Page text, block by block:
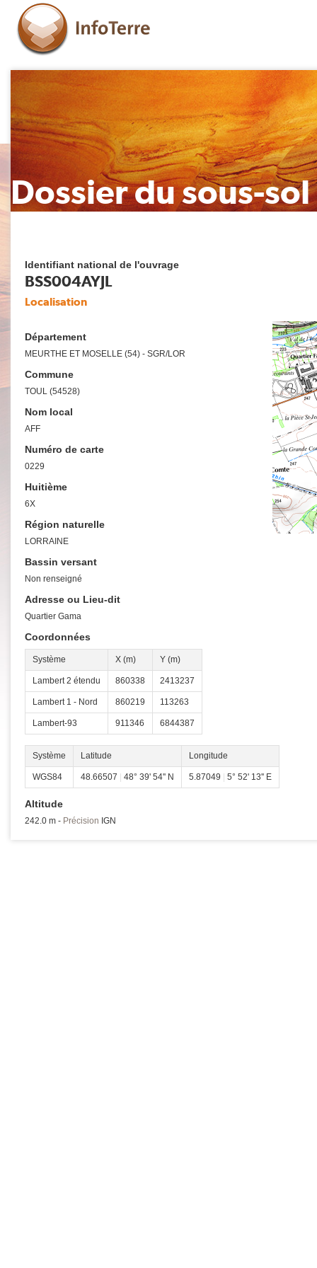
Dossier du sous-sol
Identifiant national de l'ouvrage
BSS004AYJL
Localisation
Département
MEURTHE ET MOSELLE (54) - SGR/LOR
Commune
TOUL (54528)
Nom local
AFF
Numéro de carte
0229
Huitième
6X
Région naturelle
LORRAINE
Bassin versant
Non renseigné
Adresse ou Lieu-dit
Quartier Gama
Coordonnées
Système X (m) Y (m)
Lambert 2 étendu 860338 2413237
Lambert 1 - Nord 860219 113263
Lambert-93 911346 6844387
Système Latitude Longitude
WGS84 48.66507 48° 39' 54'' N 5.87049 5° 52' 13'' E
Altitude
242.0 m - Précision IGN